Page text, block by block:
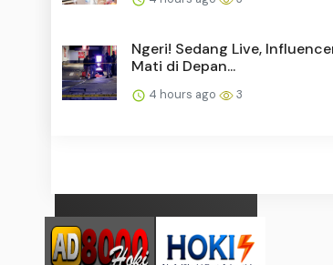
Ngeri! Sedang Live,
Mati di Depan...
4 hours ago 3